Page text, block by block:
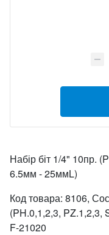
Набір біт 1/4" 10пр.
6.5мм - 25ммL)
Код товара: 8106,
(PH.0,1,2,3,
F-21020